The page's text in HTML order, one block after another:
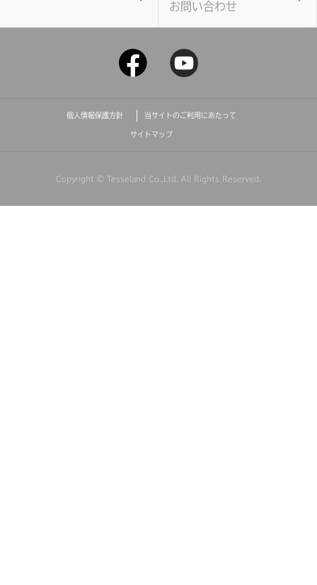
お問い合わせ
個人情報保護方針 当サイトのご利用にあたって
サイトマップ
Copyright © Tesseland Co.,Ltd. All Rights Reserved.